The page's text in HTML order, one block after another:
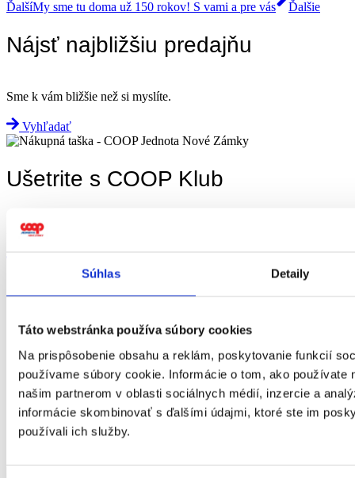
Súhlas Detaily
Táto webstránka používa súbory cookies
Na prispôsobenie obsahu a reklám, poskytovanie funkcií
používame súbory cookie. Informácie o tom, ako používate
našim partnerom v oblasti sociálnych médií, inzercie a
informácie skombinovať s ďalšími údajmi, ktoré ste im
používali ich služby.
ĎalšíMy sme tu doma už 150 rokov! S vami a pre vás Ďalšie
Nájsť najbližšiu predajňu
Sme k vám bližšie než si myslíte.
Vyhľadať
Ušetrite s COOP Klub
Zbierajte skvelé zľavy a ušetrite.